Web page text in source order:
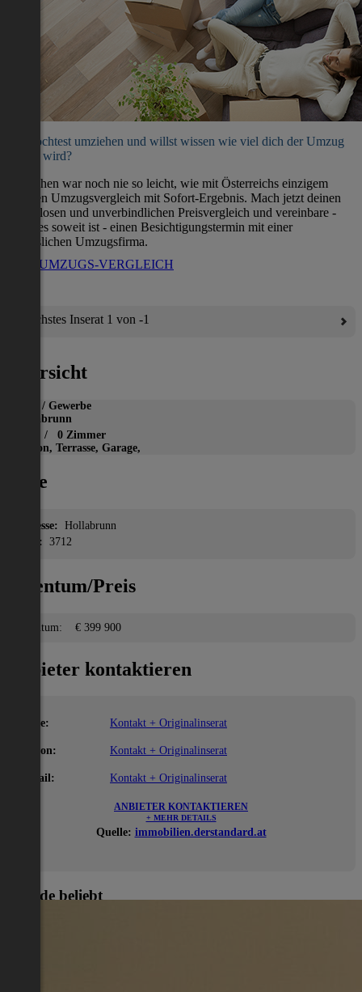
Du möchtest umziehen und willst wissen wie viel dich der Umzug
kosten wird?
Umziehen war noch nie so leicht, wie mit Österreichs einzigem
direkten Umzugsvergleich mit Sofort-Ergebnis. Mach jetzt deinen
kostenlosen und unverbindlichen Preisvergleich und vereinbare -
wenn es soweit ist - einen Besichtigungstermin mit einer
verlässlichen Umzugsfirma.
ZUM UMZUGS-VERGLEICH
Nächstes Inserat 1 von -1
Übersicht
Büro / Gewerbe
Hollabrunn
/ 0 Zimmer
Balkon, Terrasse, Garage,
Lage
Adresse: Hollabrunn
PLZ:
3712
Eigentum/Preis
Eigentum: € 399 900
Anbieter kontaktieren
Name: Kontakt + Originalinserat
Telefon: Kontakt + Originalinserat
E-Mail: Kontakt + Originalinserat
ANBIETER KONTAKTIEREN
+ MEHR DETAILS
Quelle: immobilien.derstandard.at
Gerade beliebt